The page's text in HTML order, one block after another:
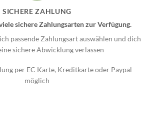
SICHERE ZAHLUNG
sichere Zahlungsarten zur Verfügung.
passende Zahlungsart auswählen und dich
sichere Abwicklung verlassen
per EC Karte, Kreditkarte oder Paypal
möglich